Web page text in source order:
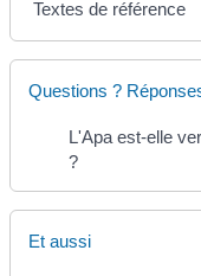
Textes de référence
Questions ?
L'Apa est-elle
?
Et aussi